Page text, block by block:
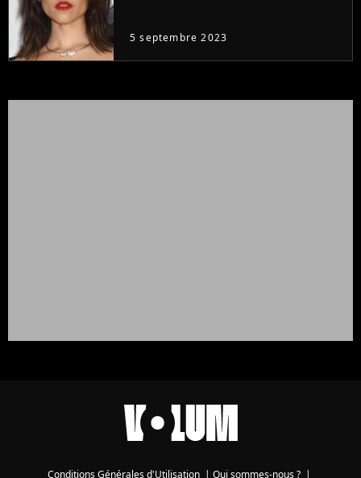
5 septembre 2023
Conditions Générales d'Utilisation | Qui sommes-nous ? |